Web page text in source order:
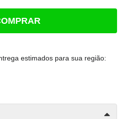
estimados para sua região: